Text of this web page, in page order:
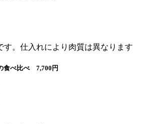
。仕入れにより肉質は異なります
食べ比べ 7,700円